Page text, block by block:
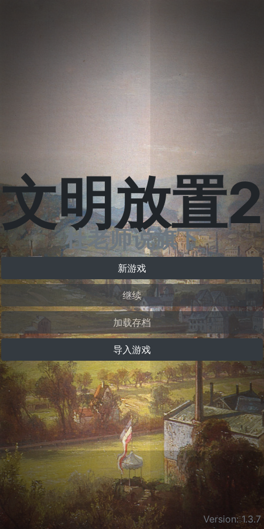
文明放置2
杜老师说旗下
新游戏
继续
加载存档
导入游戏
Version: 1.3.7